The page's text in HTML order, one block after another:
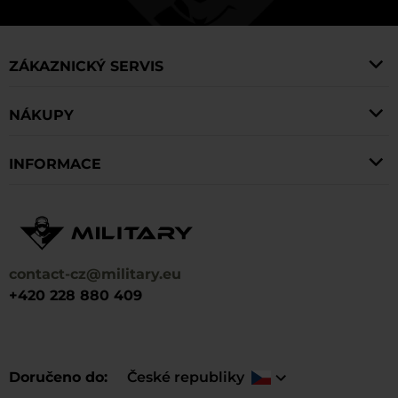
přenášet potřebné prvky vybavení vždy po ruce.
contact-cz@military.eu
+420 228 880 409
Doručeno do České republiky
ZÁKAZNICKÝ SERVIS
NÁKUPY
INFORMACE